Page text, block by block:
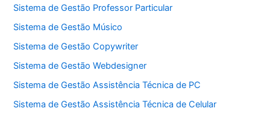
Sistema de Gestão Professor Particular
Sistema de Gestão Músico
Sistema de Gestão Copywriter
Sistema de Gestão Webdesigner
Sistema de Gestão Assistência Técnica de PC
Sistema de Gestão Assistência Técnica de Celular